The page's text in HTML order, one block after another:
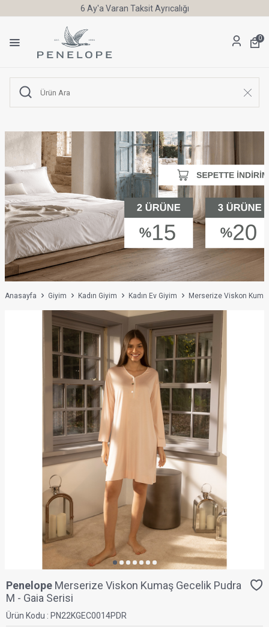
6 Ay'a Varan Taksit Ayrıcalığı
0
Anasayfa Giyim Kadın Giyim Kadın Ev Giyim Merserize Viskon
Penelope Merserize Viskon Kumaş Gecelik Pudra
M - Gaia Serisi
Ürün Kodu : PN22KGEC0014PDR